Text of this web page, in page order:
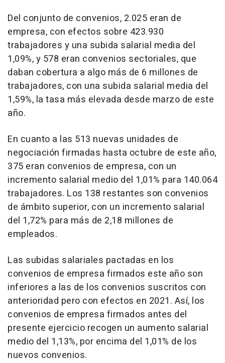
Del conjunto de convenios, 2.025 eran de
empresa, con efectos sobre 423.930
trabajadores y una subida salarial media del
1,09%, y 578 eran convenios sectoriales, que
daban cobertura a algo más de 6 millones de
trabajadores, con una subida salarial media del
1,59%, la tasa más elevada desde marzo de este
año.
En cuanto a las 513 nuevas unidades de
negociación firmadas hasta octubre de este año,
375 eran convenios de empresa, con un
incremento salarial medio del 1,01% para 140.064
trabajadores. Los 138 restantes son convenios
de ámbito superior, con un incremento salarial
del 1,72% para más de 2,18 millones de
empleados.
Las subidas salariales pactadas en los
convenios de empresa firmados este año son
inferiores a las de los convenios suscritos con
anterioridad pero con efectos en 2021. Así, los
convenios de empresa firmados antes del
presente ejercicio recogen un aumento salarial
medio del 1,13%, por encima del 1,01% de los
nuevos convenios.